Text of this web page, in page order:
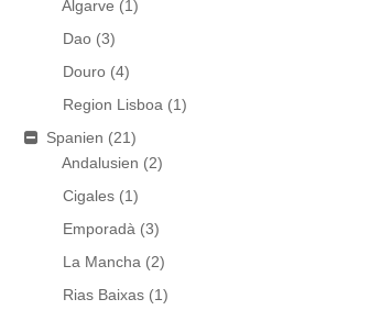
Algarve (1)
Dao (3)
Douro (4)
Region Lisboa (1)
Spanien (21)
Andalusien (2)
Cigales (1)
Emporadà (3)
La Mancha (2)
Rias Baixas (1)